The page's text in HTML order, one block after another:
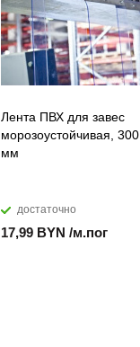
Лента ПВХ для завес
морозоустойчивая, 300
мм
достаточно
17,99 BYN /м.пог